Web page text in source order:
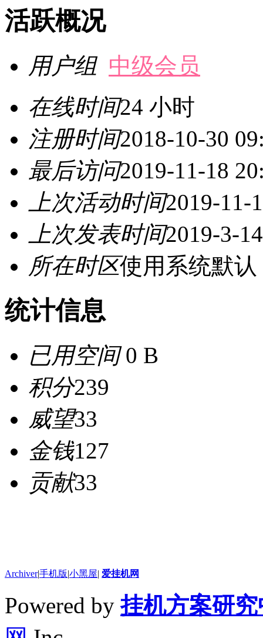
活跃概况
用户组 中级会员
在线时间24 小时
注册时间2018-10-30
最后访问2019-11-18
上次活动时间2019-11-
上次发表时间2019-3-
所在时区使用系统默认
统计信息
已用空间0 B
积分239
威望33
金钱127
贡献33
Archiver|手机版|小黑屋| 爱挂机网
Powered by挂机方案研